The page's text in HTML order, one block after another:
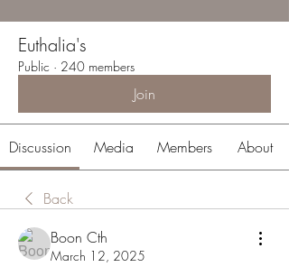
Euthalia's
Public · 240 members
Join
Discussion Media Members About
Back
Boon Cth
March 12, 2025